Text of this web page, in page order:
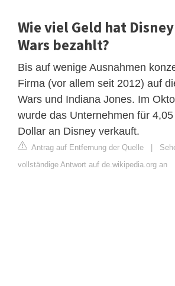
Wie viel Geld hat
Wars bezahlt?
Bis auf wenige Ausnahmen
Firma (vor allem seit 2012) auf
Wars und Indiana Jones. Im
wurde das Unternehmen für
Dollar an Disney verkauft.
Antrag auf Entfernung der Quelle |
vollständige Antwort auf de.wikipedia.org an